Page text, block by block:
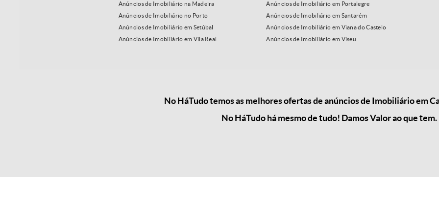
Anúncios de Imobiliário na Madeira
Anúncios de Imobiliário em Portalegre
Anúncios de Imobiliário no Porto
Anúncios de Imobiliário em Santarém
Anúncios de Imobiliário em Setúbal
Anúncios de Imobiliário em Viana do Castelo
Anúncios de Imobiliário em Vila Real
Anúncios de Imobiliário em Viseu
No HáTudo temos as melhores ofertas de anúncios de Imobiliário em
No HáTudo há mesmo de tudo! Damos Valor ao que tem.